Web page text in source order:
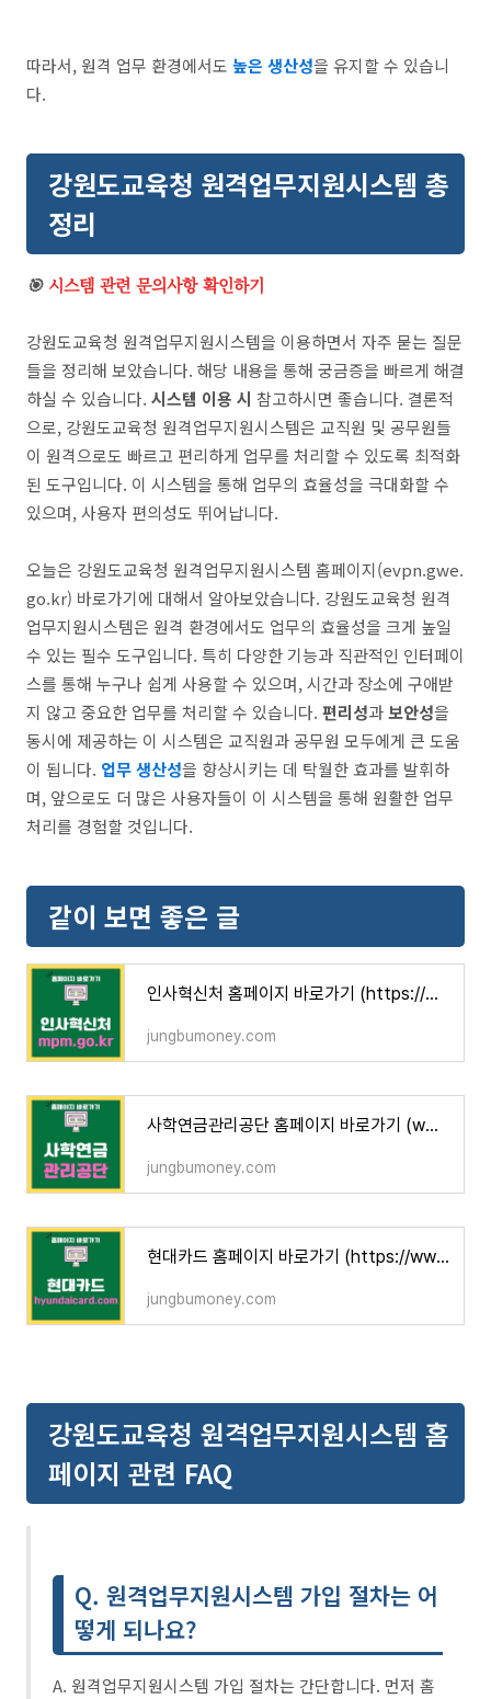
따라서, 원격 업무 환경에서도 높은 생산성을 유지할 수 있습니
다.
강원도교육청 원격업무지원시스템 총
정리
🎯 시스템 관련 문의사항 확인하기
강원도교육청 원격업무지원시스템을 이용하면서 자주 묻는 질문
들을 정리해 보았습니다. 해당 내용을 통해 궁금증을 빠르게 해결
하실 수 있습니다. 시스템 이용 시 참고하시면 좋습니다. 결론적
으로, 강원도교육청 원격업무지원시스템은 교직원 및 공무원들
이 원격으로도 빠르고 편리하게 업무를 처리할 수 있도록 최적화
된 도구입니다. 이 시스템을 통해 업무의 효율성을 극대화할 수
있으며, 사용자 편의성도 뛰어납니다.
오늘은 강원도교육청 원격업무지원시스템 홈페이지(evpn.gwe.
go.kr) 바로가기에 대해서 알아보았습니다. 강원도교육청 원격
업무지원시스템은 원격 환경에서도 업무의 효율성을 크게 높일
수 있는 필수 도구입니다. 특히 다양한 기능과 직관적인 인터페이
스를 통해 누구나 쉽게 사용할 수 있으며, 시간과 장소에 구애받
지 않고 중요한 업무를 처리할 수 있습니다. 편리성과보안성을
동시에 제공하는 이 시스템은 교직원과 공무원 모두에게 큰 도움
이 됩니다. 업무 생산성을 향상시키는 데 탁월한 효과를 발휘하
며, 앞으로도 더 많은 사용자들이 이 시스템을 통해 원활한 업무
처리를 경험할 것입니다.
같이 보면 좋은 글
인사혁신처 홈페이지 바로가기 (https://www.mpm.go.kr)
jungbumoney.com
사학연금관리공단 홈페이지 바로가기 (www.tp.or.kr)
jungbumoney.com
현대카드 홈페이지 바로가기 (https://www.hyundaicard.com)
jungbumoney.com
강원도교육청 원격업무지원시스템 홈
페이지 관련 FAQ
Q. 원격업무지원시스템 가입 절차는 어
떻게 되나요?
A. 원격업무지원시스템 가입 절차는 간단합니다. 먼저 홈